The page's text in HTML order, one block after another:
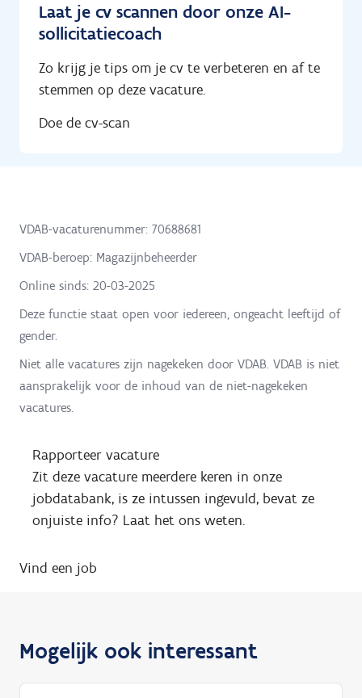
Laat je cv scannen door onze AI-
sollicitatiecoach
Zo krijg je tips om je cv te verbeteren en af te
stemmen op deze vacature.
Doe de cv-scan
VDAB-vacaturenummer: 70688681
VDAB-beroep: Magazijnbeheerder
Online sinds: 20-03-2025
Deze functie staat open voor iedereen, ongeacht leeftijd of
gender.
Niet alle vacatures zijn nagekeken door VDAB. VDAB is niet
aansprakelijk voor de inhoud van de niet-nagekeken
vacatures.
Rapporteer vacature
Zit deze vacature meerdere keren in onze
jobdatabank, is ze intussen ingevuld, bevat ze
onjuiste info? Laat het ons weten.
Vind een job
Mogelijk ook interessant